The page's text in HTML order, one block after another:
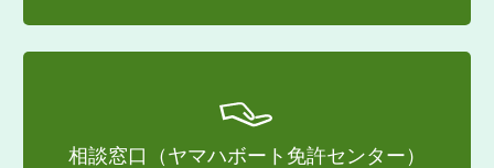
相談窓口（ヤマハボート免許センター）